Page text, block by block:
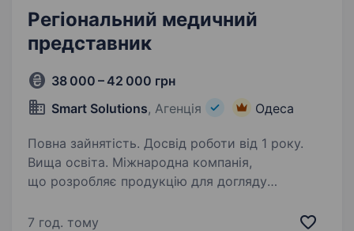
Регіональний медичний
представник
38 000 – 42 000 грн
Smart Solutions, Агенція Одеса
Повна зайнятість. Досвід роботи від 1 року.
Вища освіта. Міжнародна компанія,
що розробляє продукцію для догляду
в пошуку Регіонального медичного
7 год. тому